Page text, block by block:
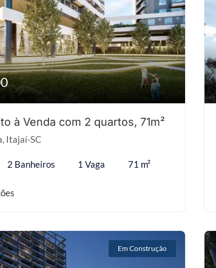
à Venda com 2 quartos, 71m²
Itajaí-SC
2 Banheiros 1 Vaga 71 m²
Em Construção